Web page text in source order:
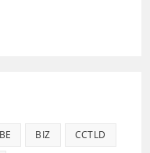
BE BIZ CCTLD